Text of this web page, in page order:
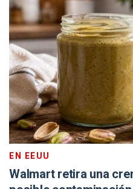
EN EEUU
Walmart retira una